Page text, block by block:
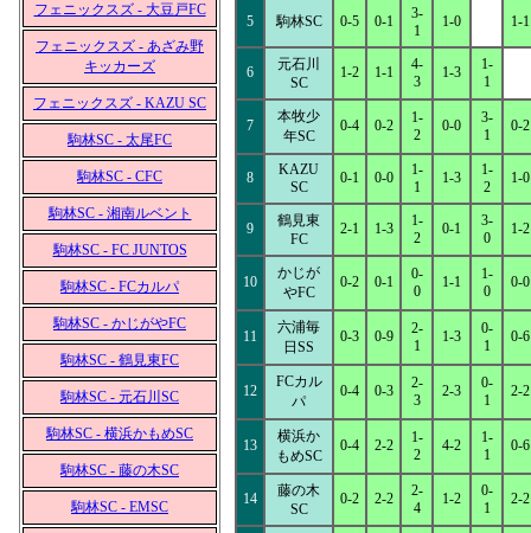
フェニックスズ - 大豆戸FC
フェニックスズ - あざみ野
キッカーズ
フェニックスズ - KAZU SC
駒林SC - 太尾FC
駒林SC - CFC
駒林SC - 湘南ルベント
駒林SC - FC JUNTOS
駒林SC - FCカルパ
駒林SC - かじがやFC
駒林SC - 鶴見東FC
駒林SC - 元石川SC
駒林SC - 横浜かもめSC
駒林SC - 藤の木SC
駒林SC - EMSC
5 駒林SC 0-5 0-1
3-
1
1-0 1-1
6
元石川
SC
1-2 1-1
4-
3
1-3
1-
1
7
本牧少
年SC
0-4 0-2
1-
2
0-0
3-
1
0-2
8
KAZU
SC
0-1 0-0
1-
1
1-3
1-
2
1-0
9
鶴見東
FC
2-1 1-3
1-
2
0-1
3-
0
1-2
10
かじが
やFC
0-2 0-1
0-
0
1-1
1-
0
0-0
11
六浦毎
日SS
0-3 0-9
2-
1
1-3
0-
1
0-6
12
FCカル
パ
0-4 0-3
2-
3
2-3
0-
1
2-2
13
横浜か
もめSC
0-4 2-2
1-
2
4-2
1-
1
0-6
14
藤の木
SC
0-2 2-2
2-
4
1-2
0-
1
2-2